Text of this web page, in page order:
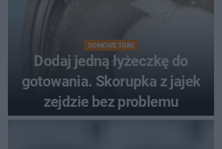
DOMOWE TRIKI
Dodaj jedną łyżeczkę do
gotowania. Skorupka z jajek
zejdzie bez problemu